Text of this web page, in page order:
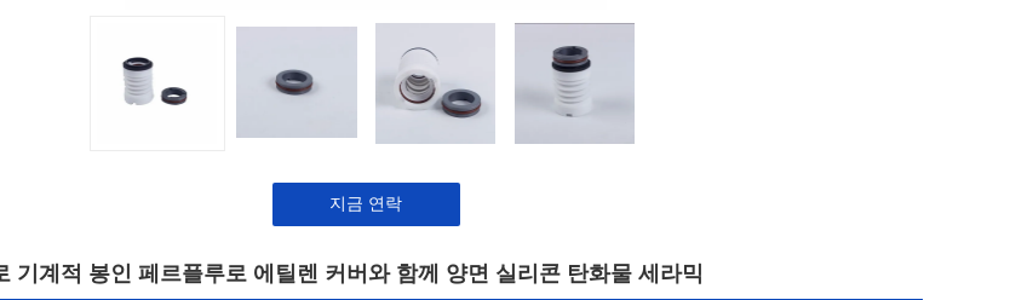
지금 연락
기계적 봉인 페르플루로 에틸렌 커버와 함께 양면 실리콘 탄화물 세라믹